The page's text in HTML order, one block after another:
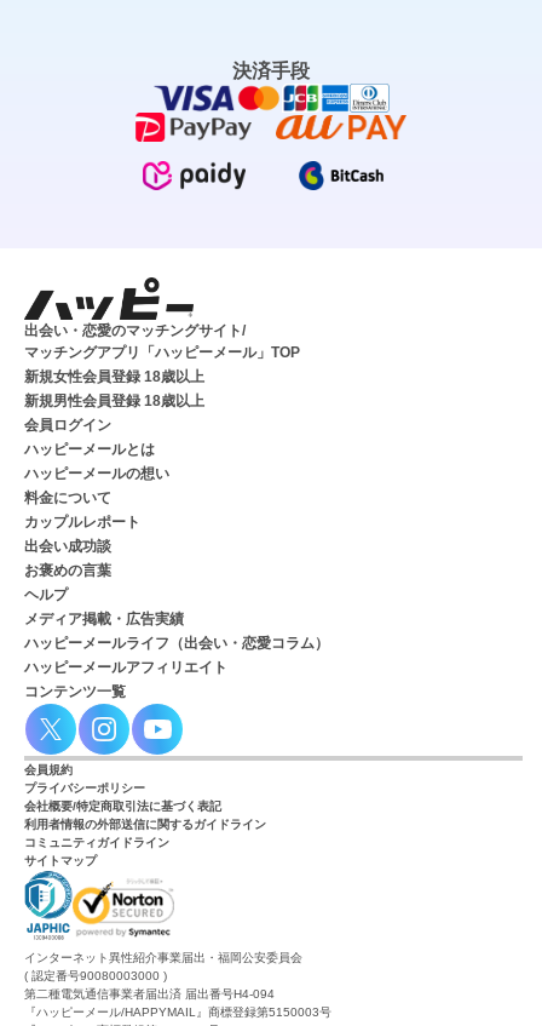
決済手段
出会い・恋愛のマッチングサイト/
マッチングアプリ「ハッピーメール」TOP
新規女性会員登録 18歳以上
新規男性会員登録 18歳以上
会員ログイン
ハッピーメールとは
ハッピーメールの想い
料金について
カップルレポート
出会い成功談
お褒めの言葉
ヘルプ
メディア掲載・広告実績
ハッピーメールライフ（出会い・恋愛コラム）
ハッピーメールアフィリエイト
コンテンツ一覧
会員規約
プライバシーポリシー
会社概要/特定商取引法に基づく表記
利用者情報の外部送信に関するガイドライン
コミュニティガイドライン
サイトマップ
インターネット異性紹介事業届出・福岡公安委員会
( 認定番号90080003000 )
第二種電気通信事業者届出済 届出番号H4-094
『ハッピーメール/HAPPYMAIL』商標登録第5150003号